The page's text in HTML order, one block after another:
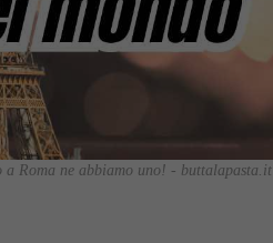
Roma ne abbiamo uno! - buttalapasta.it